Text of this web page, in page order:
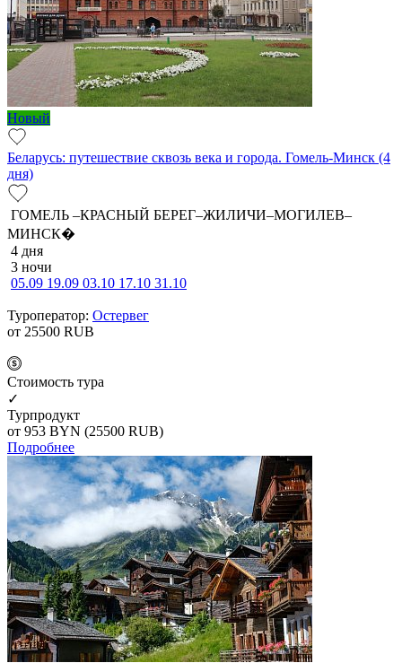
Новый
Беларусь: путешествие сквозь века и города. Гомель-Минск (4
дня)
ГОМЕЛЬ –КРАСНЫЙ БЕРЕГ–ЖИЛИЧИ–МОГИЛЕВ–
МИНСК�
4 дня
3 ночи
05.09 19.09 03.10 17.10 31.10
Туроператор: Остервег
от 25500 RUB
Cтоимость тура
✓
Турпродукт
от 953 BYN (25500 RUB)
Подробнее